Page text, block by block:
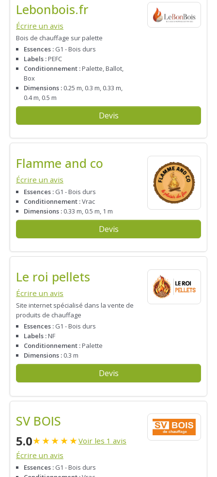
Lebonbois.fr
Écrire un avis
Bois de chauffage sur palette
Essences : G1 - Bois durs
Labels :PEFC
Conditionnement :Palette, Ballot,
Box
Dimensions : 0.25 m, 0.3 m, 0.33 m,
0.4 m, 0.5 m
Devis
Flamme and co
Écrire un avis
Essences : G1 - Bois durs
Conditionnement :Vrac
Dimensions : 0.33 m, 0.5 m, 1 m
Devis
Le roi pellets
Écrire un avis
Site internet spécialisé dans la vente de
produits de chauffage
Essences : G1 - Bois durs
Labels :NF
Conditionnement :Palette
Dimensions : 0.3 m
Devis
SV BOIS
5.0★★★★★Voir les 1 avis
Écrire un avis
Essences : G1 - Bois durs